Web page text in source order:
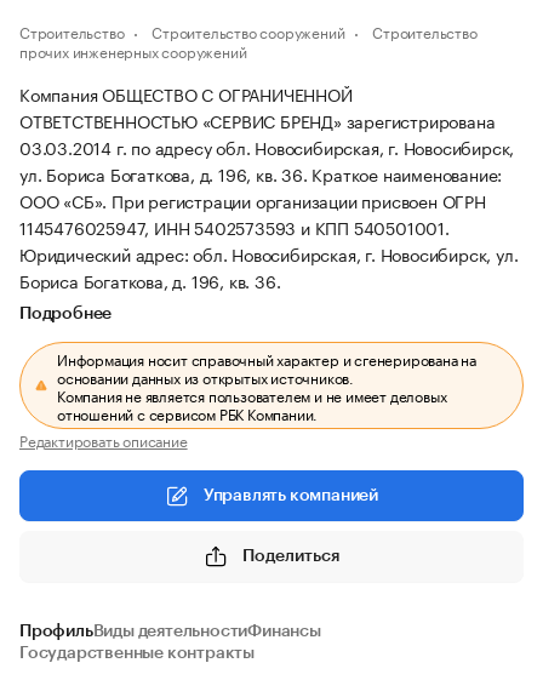
Строительство Строительство сооружений
Строительство
прочих инженерных сооружений
Компания ОБЩЕСТВО С ОГРАНИЧЕННОЙ
ОТВЕТСТВЕННОСТЬЮ «СЕРВИС БРЕНД» зарегистрирована
03.03.2014 г. по адресу обл. Новосибирская, г. Новосибирск,
ул. Бориса Богаткова, д. 196, кв. 36. Краткое наименование:
ООО «СБ». При регистрации организации присвоен ОГРН
1145476025947, ИНН 5402573593 и КПП 540501001.
Юридический адрес: обл. Новосибирская, г. Новосибирск, ул.
Бориса Богаткова, д. 196, кв. 36.
Подробнее
Информация носит справочный характер и сгенерирована на
основании данных из открытых источников.
Компания не является пользователем и не имеет деловых
отношений с сервисом РБК Компании.
Редактировать описание
Управлять компанией
Поделиться
ПрофильВиды деятельностиФинансы
Государственные контракты